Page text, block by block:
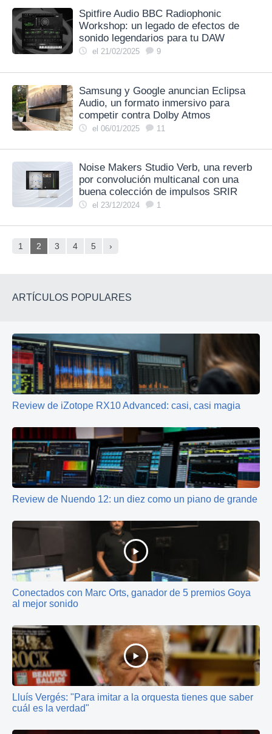
Spitfire Audio BBC Radiophonic
Workshop: un legado de efectos de
sonido legendarios para tu DAW
el 21/02/2025 9
Samsung y Google anuncian Eclipsa
Audio, un formato inmersivo para
competir contra Dolby Atmos
el 06/01/2025 11
Noise Makers Studio Verb, una reverb
por convolución multicanal con una
buena colección de impulsos SRIR
el 23/12/2024 1
1 2 3 4 5 ›
ARTÍCULOS POPULARES
Review de iZotope RX10 Advanced: casi, casi magia
Review de Nuendo 12: un diez como un piano de grande
Conectados con Marc Orts, ganador de 5 premios Goya
al mejor sonido
Lluís Vergés: "Para imitar a la orquesta tienes que saber
cuál es la verdad"